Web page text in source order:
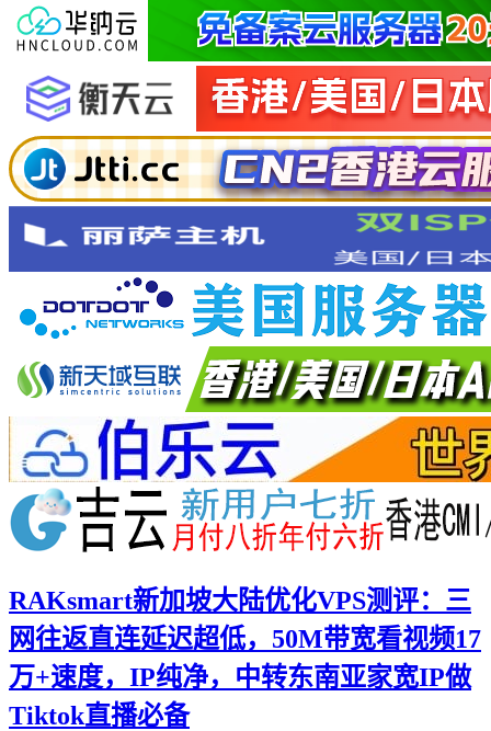
RAKsmart新加坡大陆优化VPS测评：三
网往返直连延迟超低，50M带宽看视频17
万+速度，IP纯净，中转东南亚家宽IP做
Tiktok直播必备